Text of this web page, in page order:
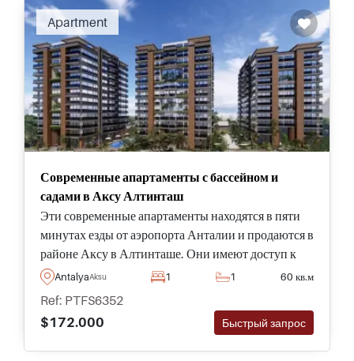
Apartment
Современные апартаменты с бассейном и
садами в Аксу Алтинташ
Эти современные апартаменты находятся в пяти
минутах езды от аэропорта Анталии и продаются в
районе Аксу в Алтинташе. Они имеют доступ к
лучшим социальным объектам, включая общий
AntalyaAksu 1 1 60 кв.м
Ref: PTFS6352
$172.000
Быстрый запрос